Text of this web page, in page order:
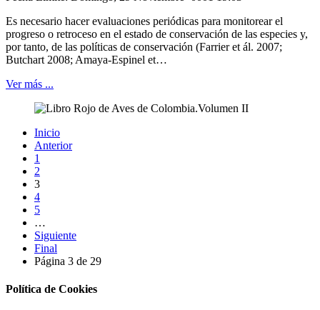
Es necesario hacer evaluaciones periódicas para monitorear el
progreso o retroceso en el estado de conservación de las especies y,
por tanto, de las políticas de conservación (Farrier et ál. 2007;
Butchart 2008; Amaya-Espinel et…
Ver más ...
Inicio
Anterior
1
2
3
4
5
…
Siguiente
Final
Página 3 de 29
Política de Cookies